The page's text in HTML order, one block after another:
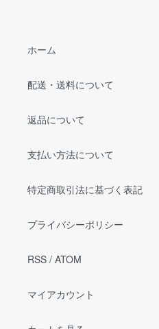
ホーム
配送・送料について
返品について
支払い方法について
特定商取引法に基づく表記
プライバシーポリシー
RSS / ATOM
マイアカウント